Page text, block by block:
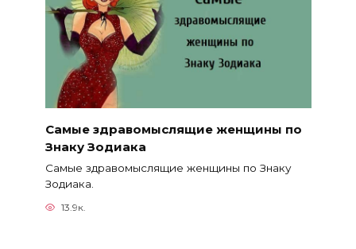
Самые здравомыслящие женщины по
Знаку Зодиака
Самые здравомыслящие женщины по Знаку
Зодиака.
13.9к.